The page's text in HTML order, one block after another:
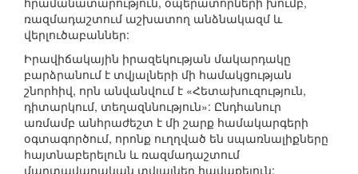
ռազմադաշտում աշխատող անձնակազմ և
վերլուծաբաններ:
Իրավիճակային իրազեկության մակարդակը
բարձրանում է տվյալների մի համակցության
շնորհիվ, որն անվանվում է «Հետախուզություն,
դիտարկում, տեղազննություն»: Ընդհանուր
առմամբ անհրաժեշտ է մի շարք համակարգերի
օգտագործում, որոնք ուղղված են սպառնալիքները
հայտնաբերելուն և ռազմադաշտում
մարտավարական տվյալներ հավաքելուն: